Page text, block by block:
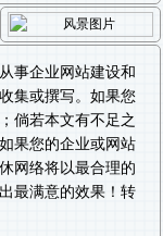
事企业网站建设和
集或撰写。如果您
倘若本文有不足之
果您的企业或网站
网络将以最合理的
最满意的效果！转